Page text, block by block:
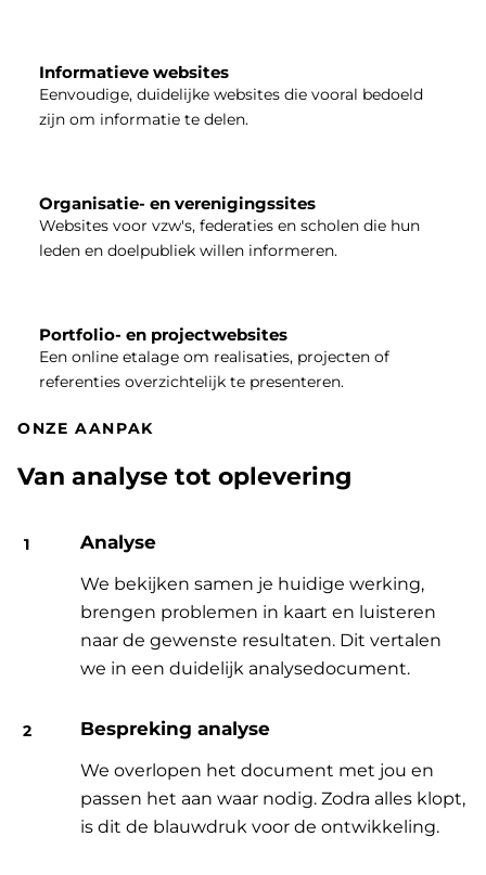
Informatieve websites
Eenvoudige, duidelijke websites die vooral bedoeld
zijn om informatie te delen.
Organisatie- en verenigingssites
Websites voor vzw's, federaties en scholen die hun
leden en doelpubliek willen informeren.
Portfolio- en projectwebsites
Een online etalage om realisaties, projecten of
referenties overzichtelijk te presenteren.
ONZE AANPAK
Van analyse tot oplevering
Analyse
We bekijken samen je huidige werking,
brengen problemen in kaart en luisteren
naar de gewenste resultaten. Dit vertalen
we in een duidelijk analysedocument.
Bespreking analyse
We overlopen het document met jou en
passen het aan waar nodig. Zodra alles klopt,
is dit de blauwdruk voor de ontwikkeling.